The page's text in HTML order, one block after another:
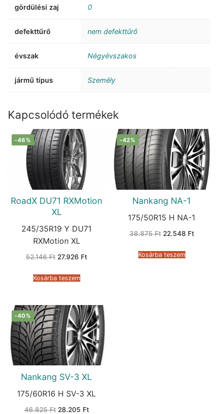
gördülési zaj 0
defekttűrő nem defekttűrő
évszak Négyévszakos
jármű típus Személy
Kapcsolódó termékek
-46%
RoadX DU71 RXMotion
XL
245/35R19 Y DU71
RXMotion XL
52.146Ft Original
52.146 Ft.
27.926 FtCurrent
Kosárba teszem
-42%
Nankang NA-1
175/50R15 H NA-1
38.875Ft Original
38.875 Ft.
22.548 FtCurrent
Kosárba teszem
-40%
Nankang SV-3 XL
175/60R16 H SV-3 XL
46.825Ft Original
28.205 FtCurrent